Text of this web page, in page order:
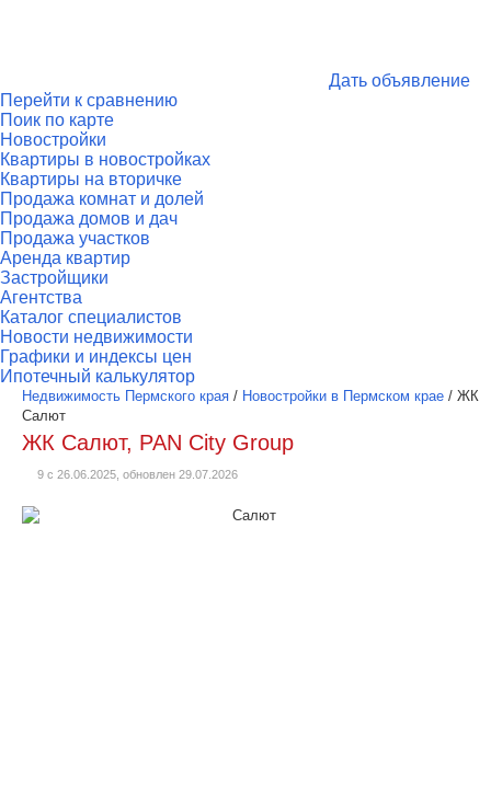
Дать объявление
Перейти к сравнению
Поик по карте
Новостройки
Квартиры в новостройках
Квартиры на вторичке
Продажа комнат и долей
Продажа домов и дач
Продажа участков
Аренда квартир
Застройщики
Агентства
Каталог специалистов
Новости недвижимости
Графики и индексы цен
Ипотечный калькулятор
Недвижимость Пермского края / Новостройки в Пермском крае / ЖК
Салют
ЖК Салют, PAN City Group
9 с 26.06.2025, обновлен 29.07.2026